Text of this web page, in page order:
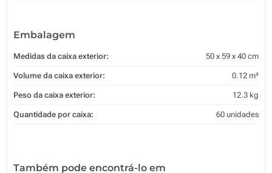
Embalagem
Medidas da caixa exterior: 50 x 59 x 40 cm
Volume da caixa exterior: 0.12 m³
Peso da caixa exterior: 12.3 kg
Quantidade por caixa: 60 unidades
Também pode encontrá-lo em